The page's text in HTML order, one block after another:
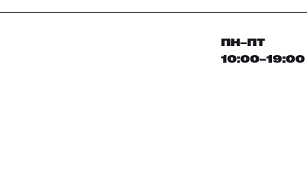
ПН–ПТ
10:00–19:00